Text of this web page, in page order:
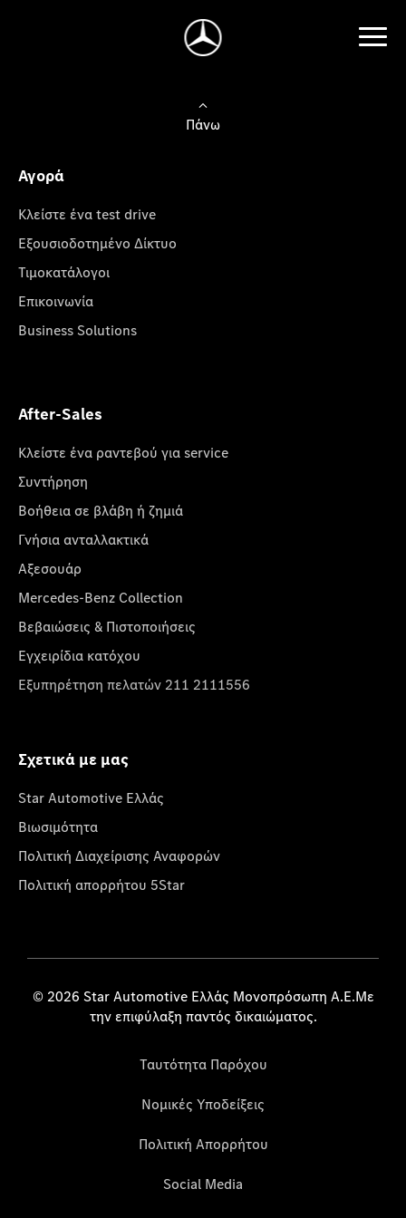
Πάνω
Αγορά
Κλείστε ένα test drive
Εξουσιοδοτημένο Δίκτυο
Τιμοκατάλογοι
Επικοινωνία
Business Solutions
After-Sales
Κλείστε ένα ραντεβού για service
Συντήρηση
Βοήθεια σε βλάβη ή ζημιά
Γνήσια ανταλλακτικά
Αξεσουάρ
Mercedes-Benz Collection
Βεβαιώσεις & Πιστοποιήσεις
Εγχειρίδια κατόχου
Εξυπηρέτηση πελατών 211 2111556
Σχετικά με μας
Star Automotive Ελλάς
Βιωσιμότητα
Πολιτική Διαχείρισης Αναφορών
Πολιτική απορρήτου 5Star
© 2026 Star Automotive Ελλάς Μονοπρόσωπη Α.Ε.Με
την επιφύλαξη παντός δικαιώματος.
Ταυτότητα Παρόχου
Νομικές Υποδείξεις
Πολιτική Απορρήτου
Social Media